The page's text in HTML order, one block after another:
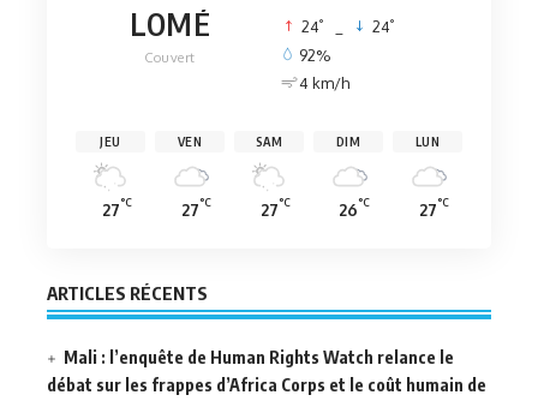
LOMÉ
Couvert
24° 24°
92%
4 km/h
JEU
27°C
VEN
27°C
SAM
27°C
DIM
26°C
LUN
27°C
ARTICLES RÉCENTS
Mali : l’enquête de Human Rights Watch relance le
débat sur les frappes d’Africa Corps et le coût humain de